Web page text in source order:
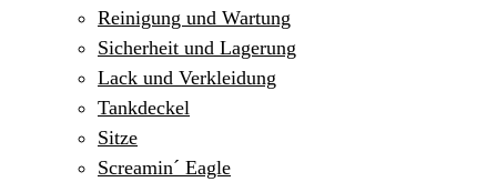
Reinigung und Wartung
Sicherheit und Lagerung
Lack und Verkleidung
Tankdeckel
Sitze
Screamin´ Eagle